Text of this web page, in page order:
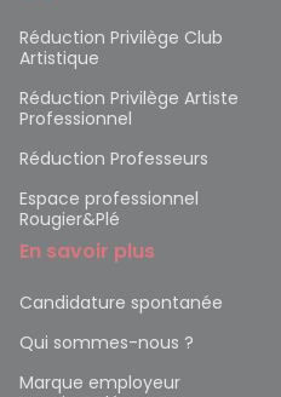
Réduction Privilège Club
Artistique
Réduction Privilège Artiste
Professionnel
Réduction Professeurs
Espace professionnel
Rougier&Plé
En savoir plus
Candidature spontanée
Qui sommes-nous ?
Marque employeur